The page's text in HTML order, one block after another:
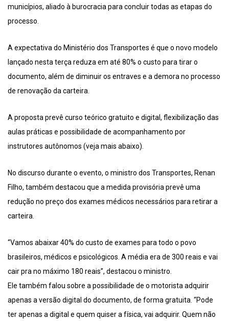
municípios, aliado à burocracia para concluir todas as etapas do
processo.
A expectativa do Ministério dos Transportes é que o novo modelo
lançado nesta terça reduza em até 80% o custo para tirar o
documento, além de diminuir os entraves e a demora no processo
de renovação da carteira.
A proposta prevê curso teórico gratuito e digital, flexibilização das
aulas práticas e possibilidade de acompanhamento por
instrutores autônomos (veja mais abaixo).
No discurso durante o evento, o ministro dos Transportes, Renan
Filho, também destacou que a medida provisória prevê uma
redução no preço dos exames médicos necessários para retirar a
carteira.
“Vamos abaixar 40% do custo de exames para todo o povo
brasileiros, médicos e psicológicos. A média era de 300 reais e vai
cair pra no máximo 180 reais”, destacou o ministro.
Ele também falou sobre a possibilidade de o motorista adquirir
apenas a versão digital do documento, de forma gratuita. “Pode
ter apenas a digital e quem quiser a física, vai adquirir. Quem não